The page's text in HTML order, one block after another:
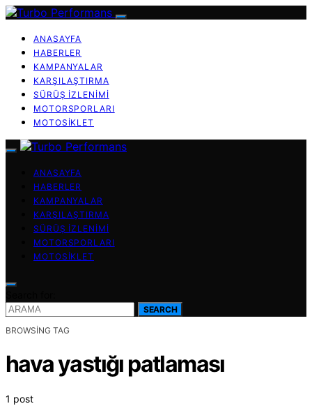
ANASAYFA
HABERLER
KAMPANYALAR
KARŞILAŞTIRMA
SÜRÜŞ İZLENIMI
MOTORSPORLARI
MOTOSIKLET
ANASAYFA
HABERLER
KAMPANYALAR
KARŞILAŞTIRMA
SÜRÜŞ İZLENIMI
MOTORSPORLARI
MOTOSIKLET
SEARCH
BROWSING TAG
hava yastığı patlaması
1 post